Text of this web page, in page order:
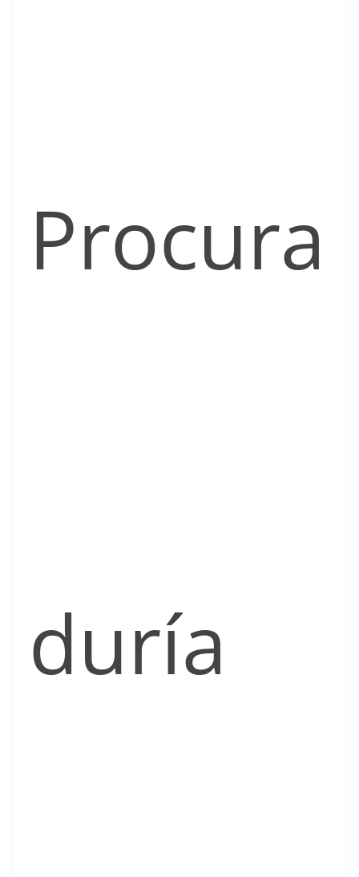
Procura
duría